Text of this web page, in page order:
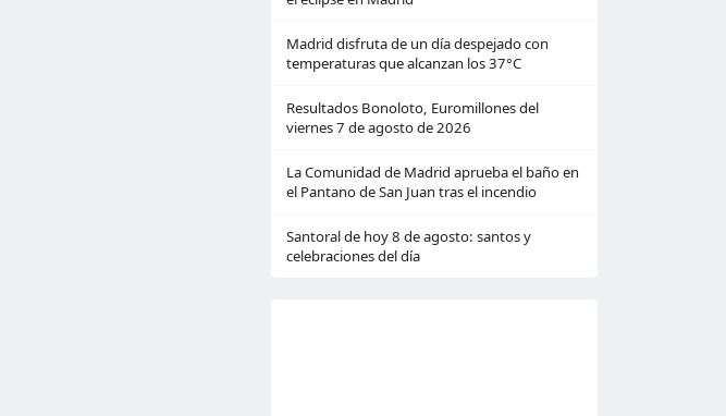
Madrid disfruta de un día despejado con
temperaturas que alcanzan los 37°C
Resultados Bonoloto, Euromillones del
viernes 7 de agosto de 2026
La Comunidad de Madrid aprueba el baño en
el Pantano de San Juan tras el incendio
Santoral de hoy 8 de agosto: santos y
celebraciones del día